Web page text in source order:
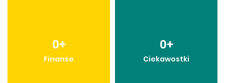
0+
Finanse
0+
Ciekawostki